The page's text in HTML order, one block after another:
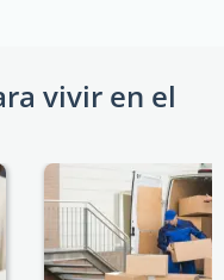
vivir en el